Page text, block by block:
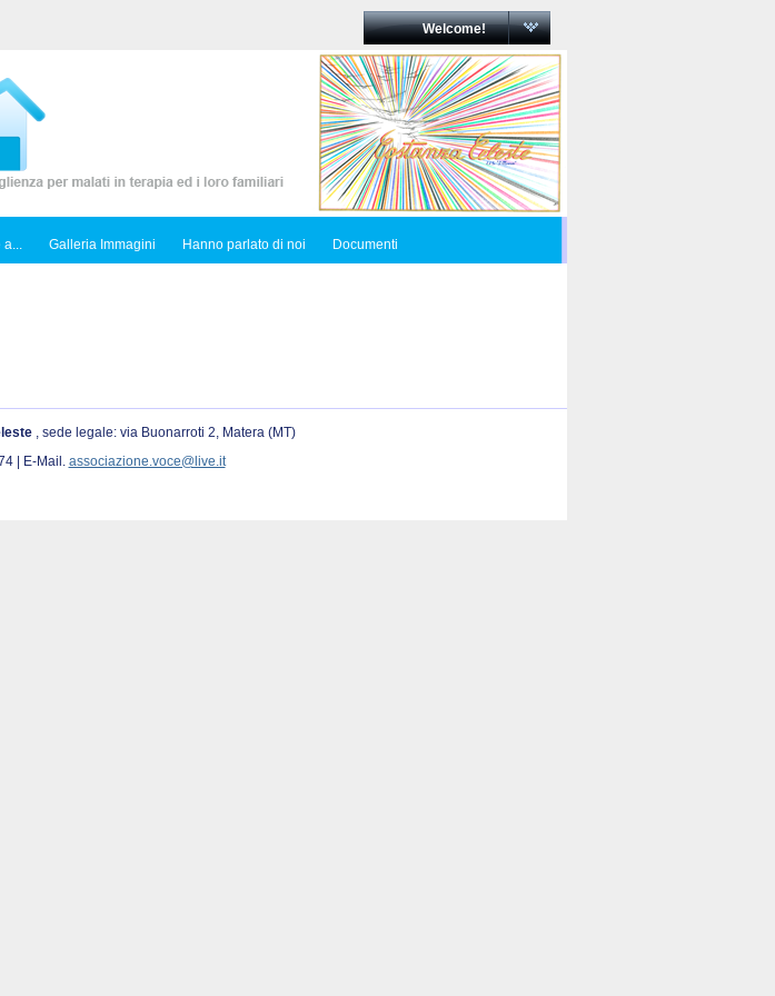
Welcome!
a... Galleria Immagini Hanno parlato di noi Documenti
, sede legale: via Buonarroti 2, Matera (MT)
| E-Mail. associazione.voce@live.it